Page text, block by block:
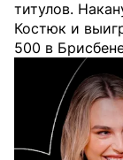
титулов.
Костюк и
500 в